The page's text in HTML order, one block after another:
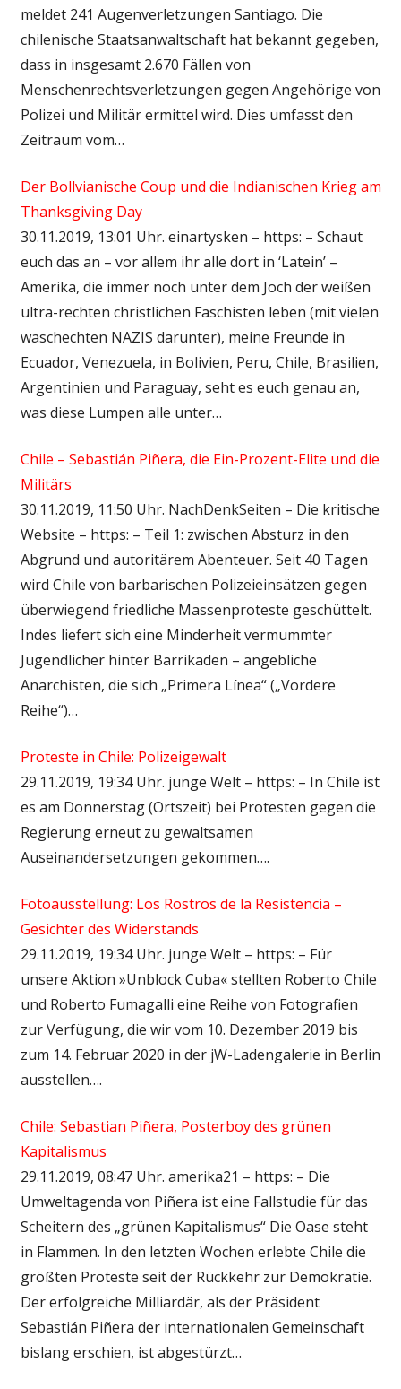
meldet 241 Augenverletzungen Santiago. Die
chilenische Staatsanwaltschaft hat bekannt gegeben,
dass in insgesamt 2.670 Fällen von
Menschenrechtsverletzungen gegen Angehörige von
Polizei und Militär ermittel wird. Dies umfasst den
Zeitraum vom…
Der Bollvianische Coup und die Indianischen Krieg am
Thanksgiving Day
30.11.2019, 13:01 Uhr. einartysken – https: – Schaut
euch das an – vor allem ihr alle dort in ‘Latein’ –
Amerika, die immer noch unter dem Joch der weißen
ultra-rechten christlichen Faschisten leben (mit vielen
waschechten NAZIS darunter), meine Freunde in
Ecuador, Venezuela, in Bolivien, Peru, Chile, Brasilien,
Argentinien und Paraguay, seht es euch genau an,
was diese Lumpen alle unter…
Chile – Sebastián Piñera, die Ein-Prozent-Elite und die
Militärs
30.11.2019, 11:50 Uhr. NachDenkSeiten – Die kritische
Website – https: – Teil 1: zwischen Absturz in den
Abgrund und autoritärem Abenteuer. Seit 40 Tagen
wird Chile von barbarischen Polizeieinsätzen gegen
überwiegend friedliche Massenproteste geschüttelt.
Indes liefert sich eine Minderheit vermummter
Jugendlicher hinter Barrikaden – angebliche
Anarchisten, die sich „Primera Línea“ („Vordere
Reihe“)…
Proteste in Chile: Polizeigewalt
29.11.2019, 19:34 Uhr. junge Welt – https: – In Chile ist
es am Donnerstag (Ortszeit) bei Protesten gegen die
Regierung erneut zu gewaltsamen
Auseinandersetzungen gekommen….
Fotoausstellung: Los Rostros de la Resistencia –
Gesichter des Widerstands
29.11.2019, 19:34 Uhr. junge Welt – https: – Für
unsere Aktion »Unblock Cuba« stellten Roberto Chile
und Roberto Fumagalli eine Reihe von Fotografien
zur Verfügung, die wir vom 10. Dezember 2019 bis
zum 14. Februar 2020 in der jW-Ladengalerie in Berlin
ausstellen….
Chile: Sebastian Piñera, Posterboy des grünen
Kapitalismus
29.11.2019, 08:47 Uhr. amerika21 – https: – Die
Umweltagenda von Piñera ist eine Fallstudie für das
Scheitern des „grünen Kapitalismus“ Die Oase steht
in Flammen. In den letzten Wochen erlebte Chile die
größten Proteste seit der Rückkehr zur Demokratie.
Der erfolgreiche Milliardär, als der Präsident
Sebastián Piñera der internationalen Gemeinschaft
bislang erschien, ist abgestürzt…